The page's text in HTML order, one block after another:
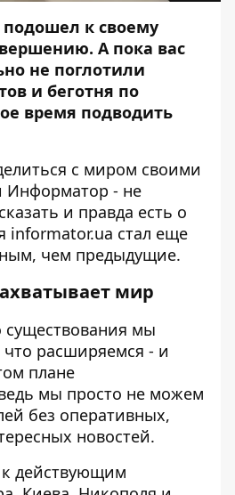
подошел к своему
А пока вас
не поглотили
и беготня по
время подводить
с миром своими
Информатор - не
и правда есть о
informator.ua стал еще
чем предыдущие.
мир
существования мы
расширяемся - и
плане
мы просто не можем
без оперативных,
новостей.
действующим